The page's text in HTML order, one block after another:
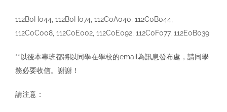
112B0H044, 112B0H074, 112C0A040, 112C0B044,
112C0C008, 112C0E002, 112C0E092, 112C0F077, 112E0B039
**以後本專班都將以同學在學校的email為訊息發布處，請同學
務必要收信。謝謝！
請注意：